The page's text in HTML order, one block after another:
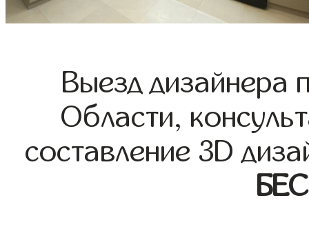
Выезд дизайнера
Области,
составление 3D